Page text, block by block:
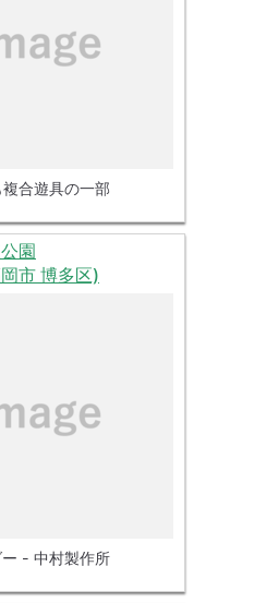
合遊具の一部
園
市 博多区)
- 中村製作所